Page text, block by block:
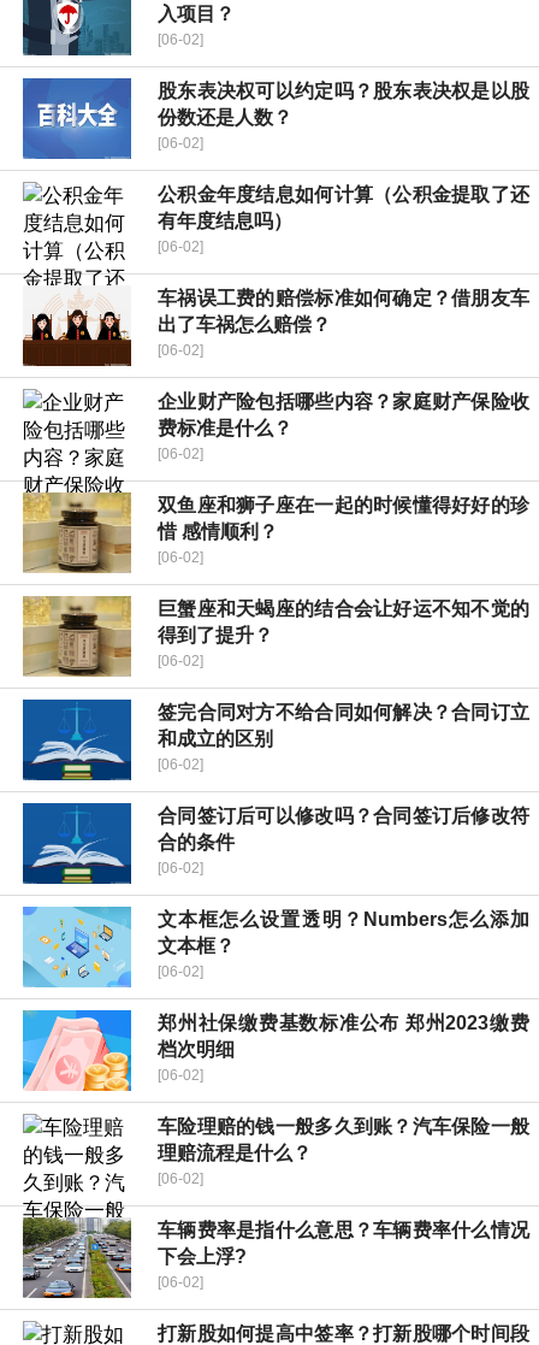
入项目？
[06-02]
股东表决权可以约定吗？股东表决权是以股
份数还是人数？
[06-02]
公积金年度结息如何计算（公积金提取了还
有年度结息吗）
[06-02]
车祸误工费的赔偿标准如何确定？借朋友车
出了车祸怎么赔偿？
[06-02]
企业财产险包括哪些内容？家庭财产保险收
费标准是什么？
[06-02]
双鱼座和狮子座在一起的时候懂得好好的珍
惜 感情顺利？
[06-02]
巨蟹座和天蝎座的结合会让好运不知不觉的
得到了提升？
[06-02]
签完合同对方不给合同如何解决？合同订立
和成立的区别
[06-02]
合同签订后可以修改吗？合同签订后修改符
合的条件
[06-02]
文本框怎么设置透明？Numbers怎么添加
文本框？
[06-02]
郑州社保缴费基数标准公布 郑州2023缴费
档次明细
[06-02]
车险理赔的钱一般多久到账？汽车保险一般
理赔流程是什么？
[06-02]
车辆费率是指什么意思？车辆费率什么情况
下会上浮?
[06-02]
打新股如何提高中签率？打新股哪个时间段